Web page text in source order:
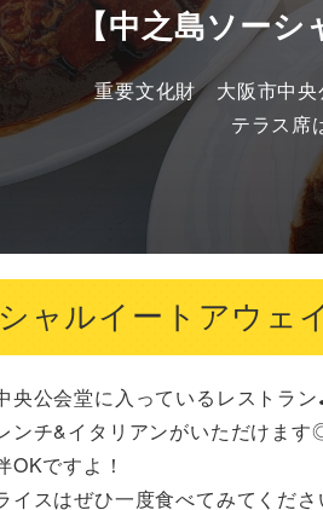
【中之島ソー
重要文化財　大阪市中
テラス席
ャルイートアウェ
央公会堂に入っているレストラ
ンチ&イタリアンがいただけま
OKですよ！
イスはぜひ一度食べてみてくだ